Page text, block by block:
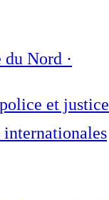
du Nord ·
et justice